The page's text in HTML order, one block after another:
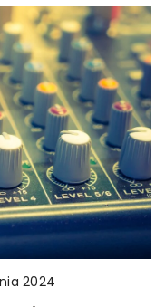
2024